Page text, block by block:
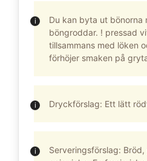
Du kan byta ut bönorna
böngroddar. ! pressad
tillsammans med löken
förhöjer smaken på
Dryckförslag: Ett lätt
Serveringsförslag: